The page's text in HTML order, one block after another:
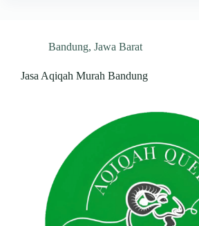
Bandung, Jawa Barat
Jasa Aqiqah Murah Bandung